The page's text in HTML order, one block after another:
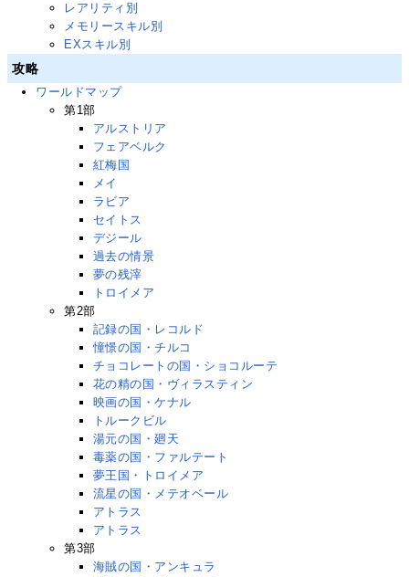
レアリティ別
メモリースキル別
EXスキル別
攻略
ワールドマップ
第1部
アルストリア
フェアベルク
紅梅国
メイ
ラビア
セイトス
デジール
過去の情景
夢の残滓
トロイメア
第2部
記録の国・レコルド
憧憬の国・チルコ
チョコレートの国・ショコルーテ
花の精の国・ヴィラスティン
映画の国・ケナル
トルークビル
湯元の国・廻天
毒薬の国・ファルテート
夢王国・トロイメア
流星の国・メテオベール
アトラス
アトラス
第3部
海賊の国・アンキュラ